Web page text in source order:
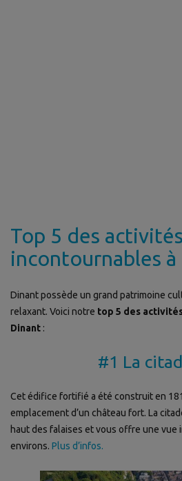
Top 5 des activités
incontournables
Dinant possède un grand patrimoine
relaxant. Voici notre top 5 des
Dinant :
#1 La
Cet édifice fortifié a été construit en
emplacement d’un château fort. La
haut des falaises et vous offre une vue
environs. Plus d’infos.